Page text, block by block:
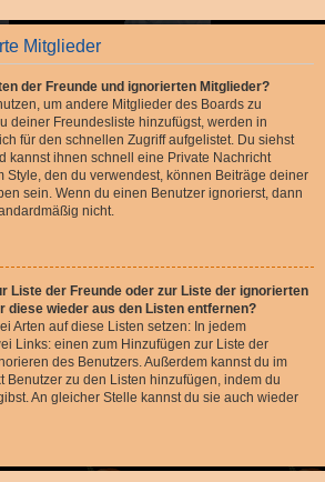
Mitglieder
der Freunde und ignorierten Mitglieder?
um andere Mitglieder des Boards zu
deiner Freundesliste hinzufügst, werden in
für den schnellen Zugriff aufgelistet. Du siehst
kannst ihnen schnell eine Private Nachricht
Style, den du verwendest, können Beiträge deiner
sein. Wenn du einen Benutzer ignorierst, dann
nicht.
Liste der Freunde oder zur Liste der ignorierten
diese wieder aus den Listen entfernen?
Arten auf diese Listen setzen: In jedem
Links: einen zum Hinzufügen zur Liste der
des Benutzers. Außerdem kannst du im
Benutzer zu den Listen hinzufügen, indem du
An gleicher Stelle kannst du sie auch wieder